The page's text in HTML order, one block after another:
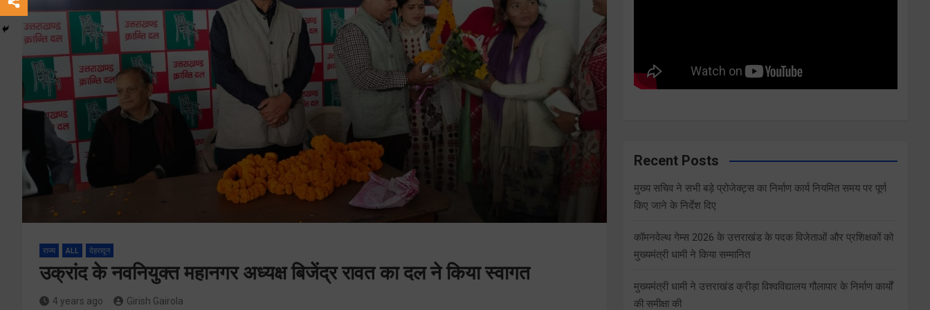
राज्य ALL देहरादून
उक्रांद के नवनियुक्त महानगर अध्यक्ष बिजेंद्र रावत का दल ने किया स्वागत
4 years ago Girish Gairola
Recent Posts
मुख्य सचिव ने सभी बड़े प्रोजेक्ट्स का निर्माण कार्य नियमित समय पर पूर्ण
किए जाने के निर्देश दिए
कॉमनवेल्थ गेम्स 2026 के उत्तराखंड के पदक विजेताओं और प्रशिक्षकों को
मुख्यमंत्री धामी ने किया सम्मानित
मुख्यमंत्री धामी ने उत्तराखंड क्रीड़ा विश्वविद्यालय गौलापार के निर्माण कार्यों
की समीक्षा की